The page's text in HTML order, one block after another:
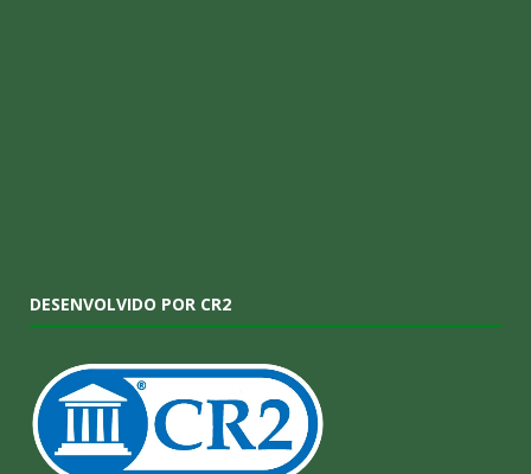
DESENVOLVIDO POR CR2